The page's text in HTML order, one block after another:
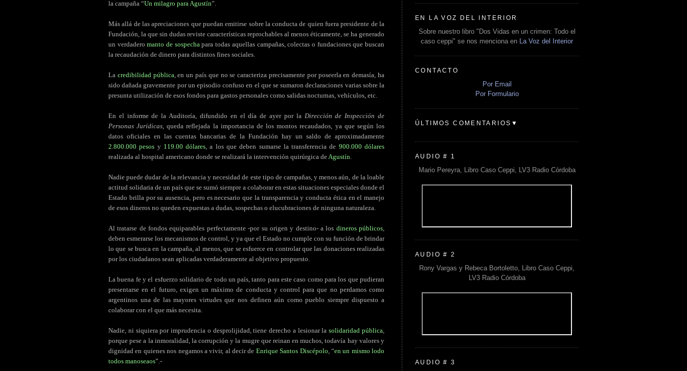
la campaña “Un milagro para Agustín”.
Más allá de las apreciaciones que puedan emitirse sobre la conducta de quien fuera presidente de la
Fundación, la que sin dudas reviste características reprochables al menos éticamente, se ha generado
un verdaderomanto de sospechapara todas aquellas campañas, colectas o fundaciones que buscan
la recaudación de dinero para distintos fines sociales.
La credibilidad pública, en un país que no se caracteriza precisamente por poseerla en demasía, ha
sido dañada gravemente por un episodio confuso en el que se sumaron declaraciones varias sobre la
presunta utilización de esos fondos para gastos personales como salidas nocturnas, vehículos, etc.
En el informe de la Auditoría, difundido en el día de ayer por la Dirección de Inspección de
Personas Jurídicas, queda reflejada la importancia de los montos recaudados, ya que según los
datos oficiales en las cuentas bancarias de la Fundación hay un saldo de aproximadamente
2.800.000 pesos y 119.00 dólares, a los que deben sumarse la transferencia de 900.000 dólares
realizada al hospital americano donde se realizará la intervención quirúrgica deAgustín.
Nadie puede dudar de la relevancia y necesidad de este tipo de campañas, y menos aún, de la loable
actitud solidaria de un país que se sumó siempre a colaborar en estas situaciones especiales donde el
Estado brilla por su ausencia, pero es necesario que la transparencia y conducta ética en el manejo
de esos dineros no queden expuestas a dudas, sospechas o elucubraciones de ninguna naturaleza.
Al tratarse de fondos equiparables perfectamente -por su origen y destino- a los dineros públicos,
deben esmerarse los mecanismos de control, y ya que el Estado no cumple con su función de brindar
lo que se busca en la campaña, al menos, que se esfuerce en controlar que las donaciones realizadas
por los ciudadanos sean aplicadas verdaderamente al objetivo propuesto.
La buena fe y el esfuerzo solidario de todo un país, tanto para este caso como para los que pudieran
presentarse en el futuro, exigen un máximo de conducta y control para que no perdamos como
argentinos una de las mayores virtudes que nos definen aún como pueblo siempre dispuesto a
colaborar con el que más necesita.
Nadie, ni siquiera por imprudencia o desprolijidad, tiene derecho a lesionar lasolidaridad pública,
porque pese a la inmoralidad, la corrupción y la mugre que reinan en muchos, todavía hay valores y
dignidad en quienes nos negamos a vivir, al decir de Enrique Santos Discépolo, “en un mismo lodo
todos manoseaos”.-
EN LA VOZ DEL INTERIOR
Sobre nuestro libro "Dos Vidas en un crimen: Todo el
caso ceppi" se nos menciona en
La Voz del Interior
CONTACTO
Por Email
Por Formulario
ÚLTIMOS COMENTARIOS▼
AUDIO # 1
Mario Pereyra, Libro Caso Ceppi, LV3 Radio Córdoba
AUDIO # 2
Rony Vargas y Rebeca Bortoletto, Libro Caso Ceppi,
LV3 Radio Córdoba
AUDIO # 3